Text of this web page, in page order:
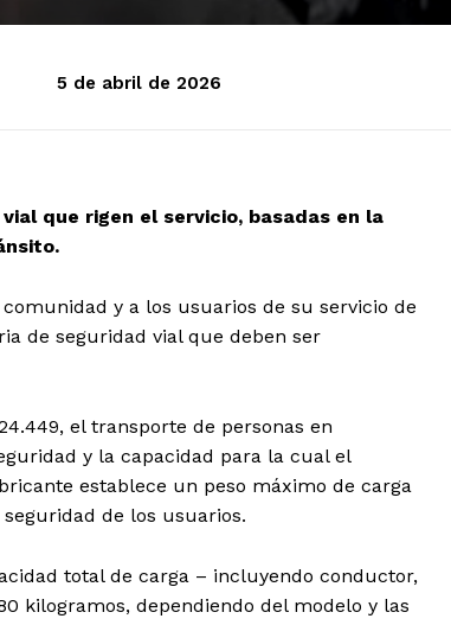
5 de abril de 2026
que rigen el servicio, basadas en la
y a los usuarios de su servicio de
de seguridad vial que deben ser
el transporte de personas en
y la capacidad para la cual el
establece un peso máximo de carga
de los usuarios.
total de carga – incluyendo conductor,
kilogramos, dependiendo del modelo y las